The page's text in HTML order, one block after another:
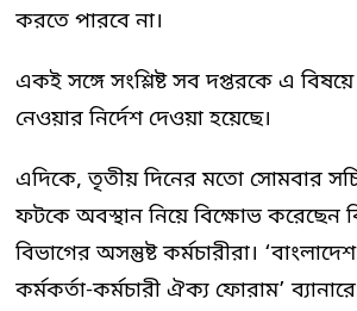
করতে পারবে না।
একই সঙ্গে সংশ্লিষ্ট সব দপ্তরকে এ
নেওয়ার নির্দেশ দেওয়া হয়েছে।
এদিকে, তৃতীয় দিনের মতো সোমবার
ফটকে অবস্থান নিয়ে বিক্ষোভ করেছেন
বিভাগের অসন্তুষ্ট কর্মচারীরা।
কর্মকর্তা-কর্মচারী ঐক্য ফোরাম’